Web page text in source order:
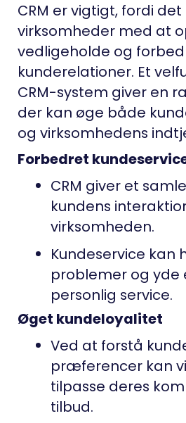
CRM er vigtigt, fordi
virksomheder med at
vedligeholde og
kunderelationer. Et
CRM-system giver en
der kan øge både
og virksomhedens
Forbedret
CRM giver et
kundens
virksomheden.
Kundeservice kan
problemer og yde
personlig service.
Øget kundeloyalitet
Ved at forstå
præferencer kan
tilpasse deres
tilbud.